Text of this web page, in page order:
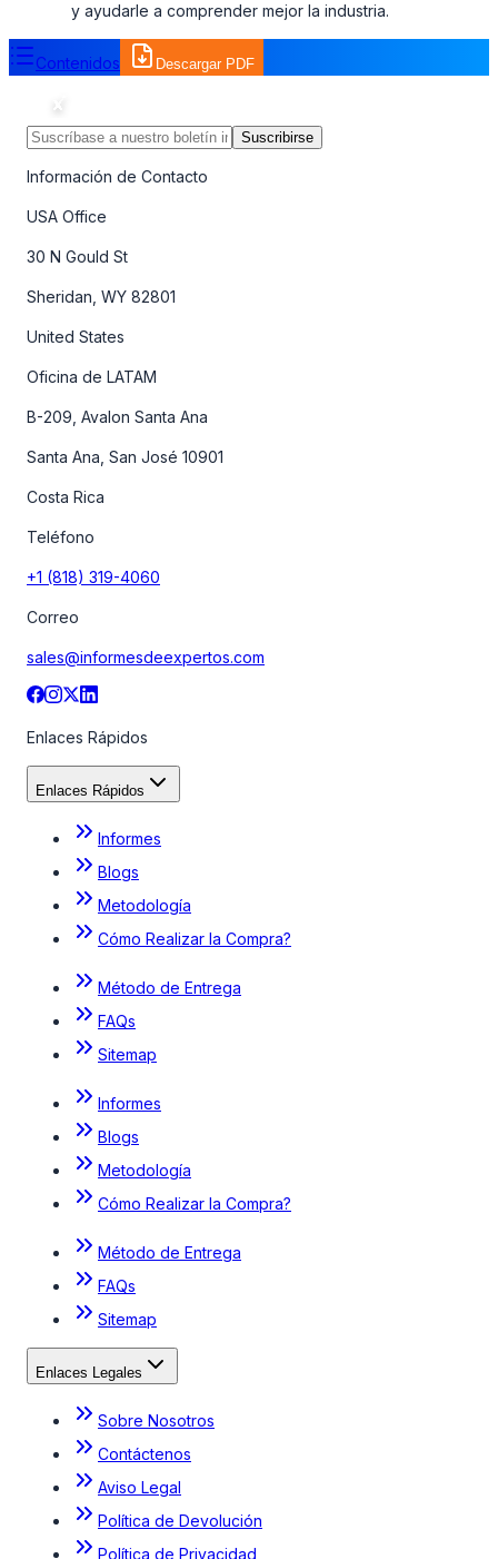
y ayudarle a comprender mejor la industria.
Contenidos Descargar PDF
Suscribirse
Información de Contacto
USA Office
30 N Gould St
Sheridan, WY 82801
United States
Oficina de LATAM
B-209, Avalon Santa Ana
Santa Ana, San José 10901
Costa Rica
Teléfono
+1 (818) 319-4060
Correo
sales@informesdeexpertos.com
Enlaces Rápidos
Enlaces Rápidos
Informes
Blogs
Metodología
Cómo Realizar la Compra?
Método de Entrega
FAQs
Sitemap
Informes
Blogs
Metodología
Cómo Realizar la Compra?
Método de Entrega
FAQs
Sitemap
Enlaces Legales
Sobre Nosotros
Contáctenos
Aviso Legal
Política de Devolución
Política de Privacidad